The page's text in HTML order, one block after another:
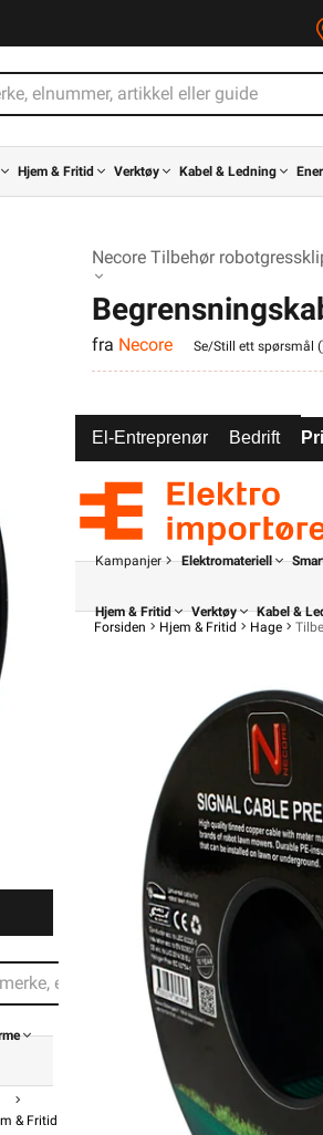
Hjem & Fritid Verktøy Kabel & Ledning
Necore Tilbehør
50m
fra Necore Se/Still ett spørsmål (
& Fritid Tilbehør Robotgressklipper
El-Entreprenør Bedrift
Kampanjer Elektromateriell
Hjem & Fritid Verktøy Kabel &
Forsiden
Hjem & Fritid Hage